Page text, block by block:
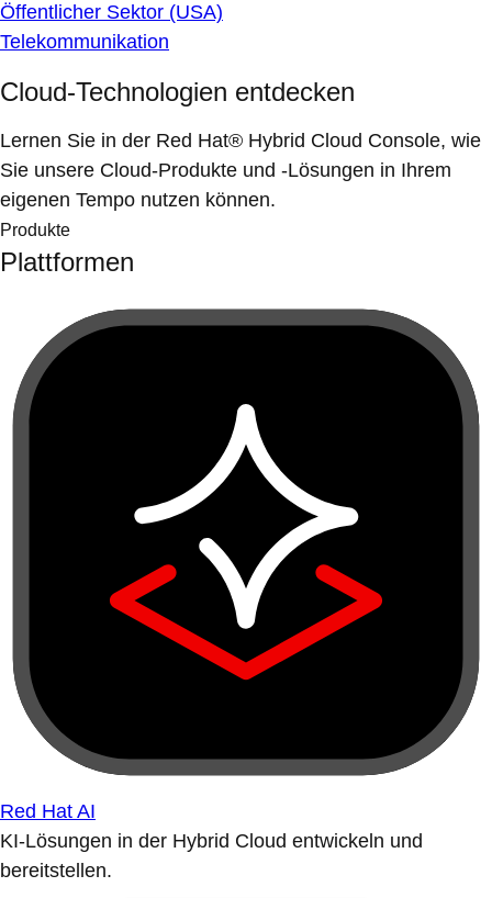
Öffentlicher Sektor (USA)
Telekommunikation
Cloud-Technologien entdecken
Lernen Sie in der Red Hat® Hybrid Cloud Console, wie
Sie unsere Cloud-Produkte und -Lösungen in Ihrem
eigenen Tempo nutzen können.
Produkte
Plattformen
Red Hat AI
KI-Lösungen in der Hybrid Cloud entwickeln und
bereitstellen.